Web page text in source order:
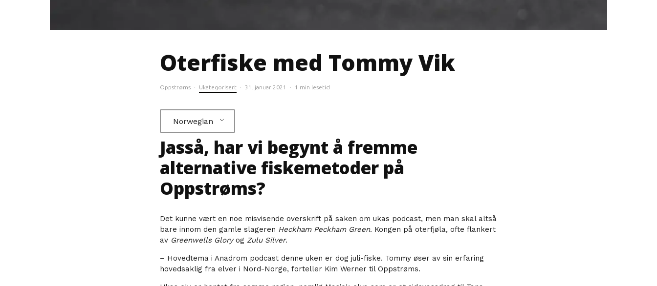
Oterfiske med Tommy Vik
Oppstrøms · Ukategorisert · 31. januar 2021 · 1 min lesetid
Norwegian
Jasså, har vi begynt å fremme
alternative fiskemetoder på
Oppstrøms?
Det kunne vært en noe misvisende overskrift på saken om ukas podcast, men man skal altså
bare innom den gamle slageren Heckham Peckham Green. Kongen på oterfjøla, ofte flankert
av Greenwells Gloryog Zulu Silver.
– Hovedtema i Anadrom podcast denne uken er dog juli-fiske. Tommy øser av sin erfaring
hovedsaklig fra elver i Nord-Norge, forteller Kim Werner til Oppstrøms.